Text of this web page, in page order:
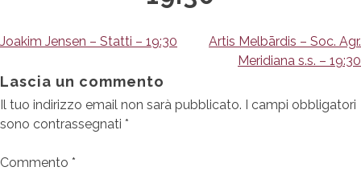
Navigazione
articoli
Joakim Jensen – Statti – 19:30
Artis Melbārdis – Soc. Agr.
Meridiana s.s. – 19:30
Lascia un commento
Il tuo indirizzo email non sarà pubblicato. I campi obbligatori
sono contrassegnati *
Commento *